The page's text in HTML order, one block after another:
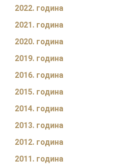
2022. година
2021. година
2020. година
2019. година
2016. година
2015. година
2014. година
2013. година
2012. година
2011. година